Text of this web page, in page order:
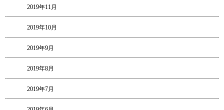
2019年11月
2019年10月
2019年9月
2019年8月
2019年7月